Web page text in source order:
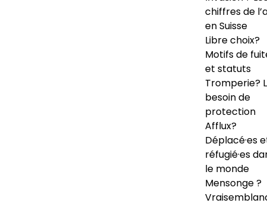
chiffres de
en Suisse
Libre choix?
Motifs de
et statuts
Tromperie?
besoin de
protection
Afflux?
Déplacé·es
réfugié·es
le monde
Mensonge ?